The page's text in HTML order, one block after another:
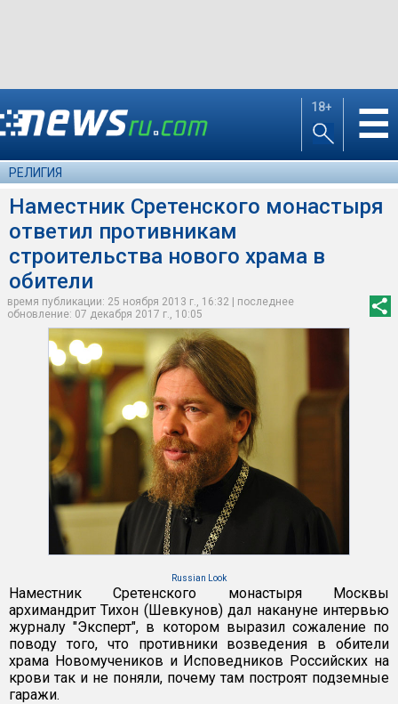
18+ ☰
РЕЛИГИЯ
Наместник Сретенского монастыря
ответил противникам
строительства нового храма в
обители
время публикации: 25 ноября 2013 г., 16:32 | последнее
обновление: 07 декабря 2017 г., 10:05
Russian Look
Наместник Сретенского монастыря Москвы
архимандрит Тихон (Шевкунов) дал накануне интервью
журналу "Эксперт", в котором выразил сожаление по
поводу того, что противники возведения в обители
храма Новомучеников и Исповедников Российских на
крови так и не поняли, почему там построят подземные
гаражи.